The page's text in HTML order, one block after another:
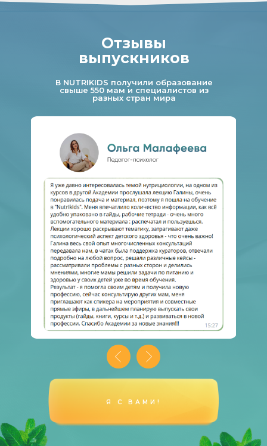
Отзывы
выпускников
В NUTRIKIDS получили образование
свыше 550 мам и специалистов из
разных стран мира
Я С ВАМИ!